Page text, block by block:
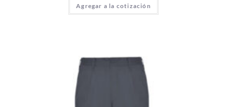
Agregar a la cotización